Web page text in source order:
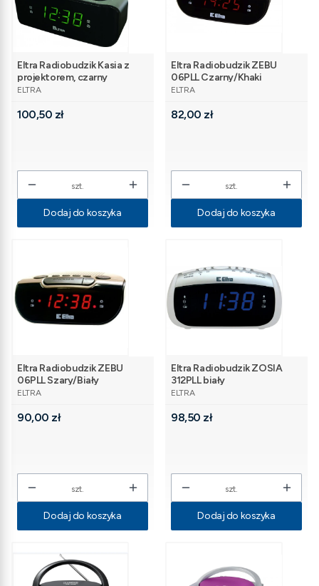
Eltra Radiobudzik Kasia z
projektorem, czarny
PRODUCENT
ELTRA
Cena
100,50 zł
szt.
Dodaj do koszyka
Eltra Radiobudzik ZEBU
06PLL Czarny/Khaki
PRODUCENT
ELTRA
Cena
82,00 zł
szt.
Dodaj do koszyka
Eltra Radiobudzik ZEBU
06PLL Szary/Biały
PRODUCENT
ELTRA
Cena
90,00 zł
szt.
Dodaj do koszyka
Eltra Radiobudzik ZOSIA
312PLL biały
PRODUCENT
ELTRA
Cena
98,50 zł
szt.
Dodaj do koszyka